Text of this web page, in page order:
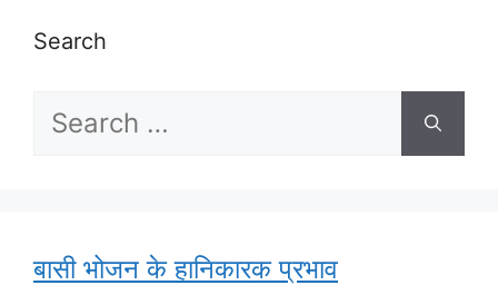
Search
Search
बासी भोजन के हानिकारक प्रभाव